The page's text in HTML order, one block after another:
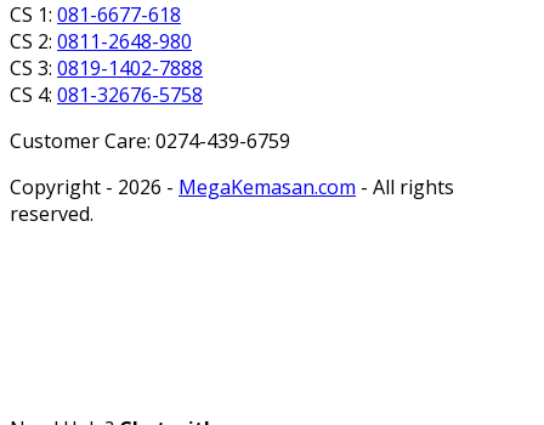
CS 1: 081-6677-618
CS 2: 0811-2648-980
CS 3: 0819-1402-7888
CS 4: 081-32676-5758
Customer Care: 0274-439-6759
Copyright - 2026 - MegaKemasan.com - All rights
reserved.